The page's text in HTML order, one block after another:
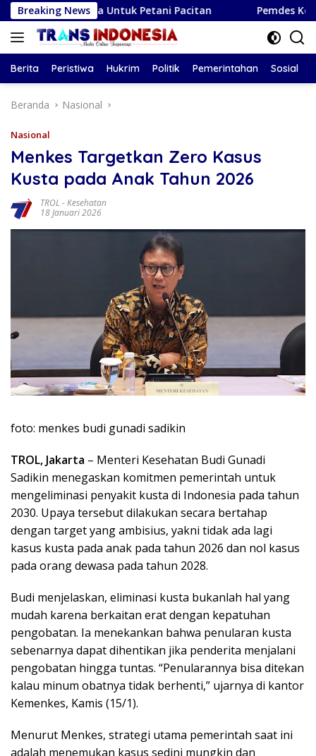
Langsung
ke
konten
Breaking News
Surya Untuk Petani Pacitan Pemdes Kendalbulur
Berita Peristiwa Hukrim Politik Pemerintahan Sosial
Beranda Nasional
Nasional
Menkes Targetkan Zero Kasus
Kusta pada Anak Tahun 2026
TROL -Kesehatan
18 Januari 2026
foto: menkes budi gunadi sadikin
TROL, Jakarta – Menteri Kesehatan Budi Gunadi
Sadikin menegaskan komitmen pemerintah untuk
mengeliminasi penyakit kusta di Indonesia pada tahun
2030. Upaya tersebut dilakukan secara bertahap
dengan target yang ambisius, yakni tidak ada lagi
kasus kusta pada anak pada tahun 2026 dan nol kasus
pada orang dewasa pada tahun 2028.
Budi menjelaskan, eliminasi kusta bukanlah hal yang
mudah karena berkaitan erat dengan kepatuhan
pengobatan. Ia menekankan bahwa penularan kusta
sebenarnya dapat dihentikan jika penderita menjalani
pengobatan hingga tuntas. “Penularannya bisa ditekan
kalau minum obatnya tidak berhenti,” ujarnya di kantor
Kemenkes, Kamis (15/1).
Menurut Menkes, strategi utama pemerintah saat ini
adalah menemukan kasus sedini mungkin dan